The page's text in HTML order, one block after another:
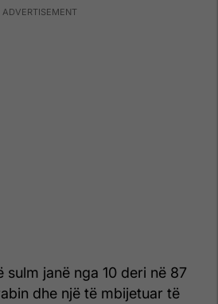
sulm janë nga 10 deri në 87
dhe një të mbijetuar të